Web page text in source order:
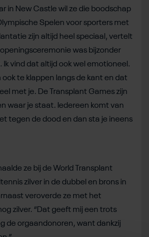
in New Castle wil ze die boodschap
Spelen voor sporters met
zijn altijd heel speciaal, vertelt
openingsceremonie was bijzonder
vind dat altijd ook wel emotioneel.
ook te klappen langs de kant en dat
met je. De Transplant Games zijn
waar je staat. Iedereen komt van
tegen de dood en dan sta je ineens
ze bij de World Transplant
zilver in de dubbel en brons in
veroverde ze met het
zilver. “Dat geeft mij een trots
de orgaandonoren, want dankzij